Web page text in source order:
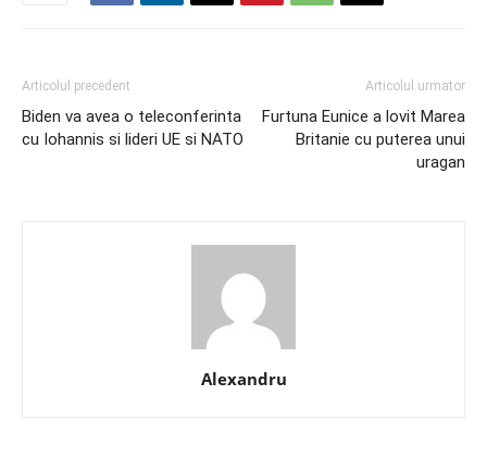
Articolul precedent
Biden va avea o teleconferinta
cu Iohannis si lideri UE si NATO
Articolul urmator
Furtuna Eunice a lovit Marea
Britanie cu puterea unui
uragan
Alexandru